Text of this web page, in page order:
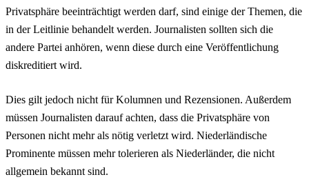
Privatsphäre beeinträchtigt werden darf, sind einige der Themen, die
in der Leitlinie behandelt werden. Journalisten sollten sich die
andere Partei anhören, wenn diese durch eine Veröffentlichung
diskreditiert wird.
Dies gilt jedoch nicht für Kolumnen und Rezensionen. Außerdem
müssen Journalisten darauf achten, dass die Privatsphäre von
Personen nicht mehr als nötig verletzt wird. Niederländische
Prominente müssen mehr tolerieren als Niederländer, die nicht
allgemein bekannt sind.